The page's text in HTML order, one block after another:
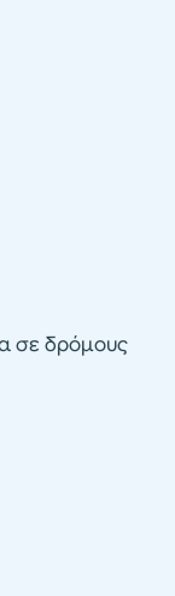
σε δρόμους